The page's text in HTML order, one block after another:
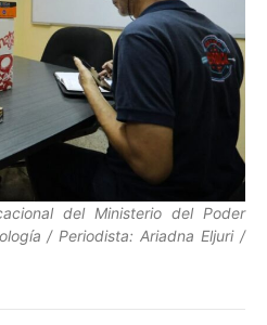
del Ministerio del Poder
/ Periodista: Ariadna Eljuri /